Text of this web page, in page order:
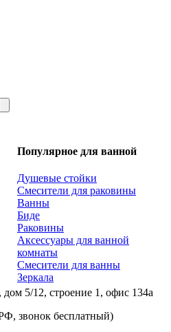
Популярное для ванной
Душевые стойки
Смесители для раковины
Ванны
Биде
Раковины
Аксессуары для ванной
комнаты
Смесители для ванны
Зеркала
5/12, строение 1, офис 134а
звонок бесплатный)